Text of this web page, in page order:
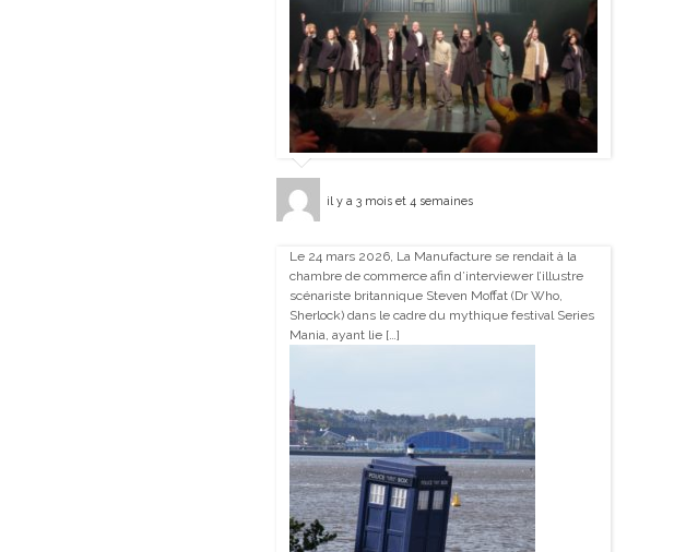
il y a 3 mois et 4 semaines
Le 24 mars 2026, La Manufacture se rendait à la
chambre de commerce afin d’interviewer l’illustre
scénariste britannique Steven Moffat (Dr Who,
Sherlock) dans le cadre du mythique festival Series
Mania, ayant lie […]